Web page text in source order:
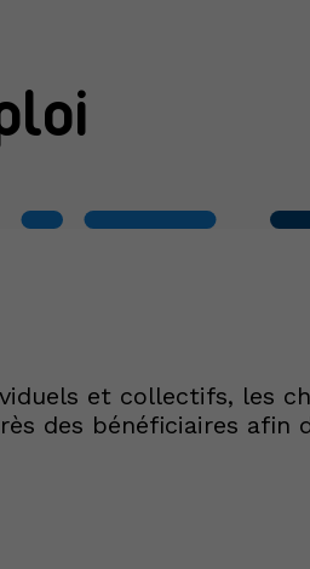
et collectifs, les
des bénéficiaires